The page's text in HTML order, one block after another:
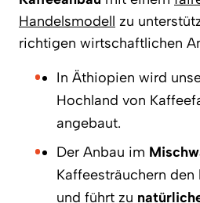
Handelsmodell zu
richtigen wirtschaftlichen
In Äthiopien wird
Hochland von
angebaut.
Der Anbau im
Kaffeesträuchern
und führt zu